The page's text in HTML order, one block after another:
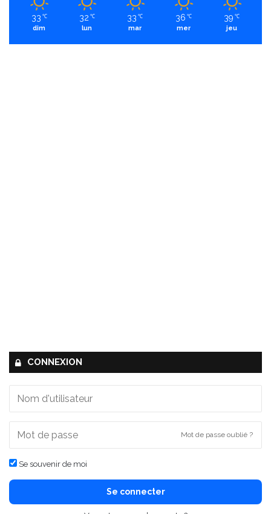
33 ℃
dim
32 ℃
lun
33 ℃
mar
36 ℃
mer
39 ℃
jeu
CONNEXION
Mot de passe oublié ?
Se souvenir de moi
Se connecter